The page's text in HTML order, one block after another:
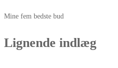
Mine fem bedste bud
Lignende indlæg